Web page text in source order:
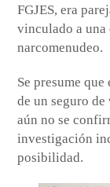
FGJES, era
vinculado a
narcomenudeo.
Se presume
de un seguro
aún no se
investigación
posibilidad.